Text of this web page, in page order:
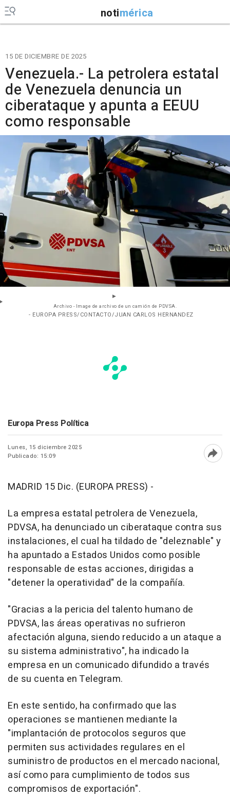
notimérica
15 DE DICIEMBRE DE 2025
Venezuela.- La petrolera estatal
de Venezuela denuncia un
ciberataque y apunta a EEUU
como responsable
Archivo - Image de archivo de un camión de PDVSA.
- EUROPA PRESS/CONTACTO/JUAN CARLOS HERNANDEZ
Europa Press Política
Lunes, 15 diciembre 2025
Publicado: 15:09
MADRID 15 Dic. (EUROPA PRESS) -
La empresa estatal petrolera de Venezuela,
PDVSA, ha denunciado un ciberataque contra sus
instalaciones, el cual ha tildado de "deleznable" y
ha apuntado a Estados Unidos como posible
responsable de estas acciones, dirigidas a
"detener la operatividad" de la compañía.
"Gracias a la pericia del talento humano de
PDVSA, las áreas operativas no sufrieron
afectación alguna, siendo reducido a un ataque a
su sistema administrativo", ha indicado la
empresa en un comunicado difundido a través
de su cuenta en Telegram.
En este sentido, ha confirmado que las
operaciones se mantienen mediante la
"implantación de protocolos seguros que
permiten sus actividades regulares en el
suministro de productos en el mercado nacional,
así como para cumplimiento de todos sus
compromisos de exportación".